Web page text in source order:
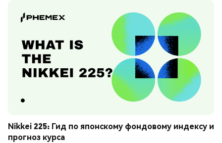
Nikkei 225: Гид по японскому фондовому индексу и
прогноз курса